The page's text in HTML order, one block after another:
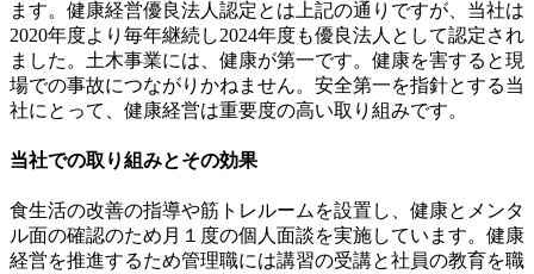
ます。健康経営優良法人認定とは上記の通りですが、当社は
2020年度より毎年継続し2024年度も優良法人として認定され
ました。土木事業には、健康が第一です。健康を害すると現
場での事故につながりかねません。安全第一を指針とする当
社にとって、健康経営は重要度の高い取り組みです。
当社での取り組みとその効果
食生活の改善の指導や筋トレルームを設置し、健康とメンタ
ル面の確認のため月１度の個人面談を実施しています。健康
経営を推進するため管理職には講習の受講と社員の教育を職